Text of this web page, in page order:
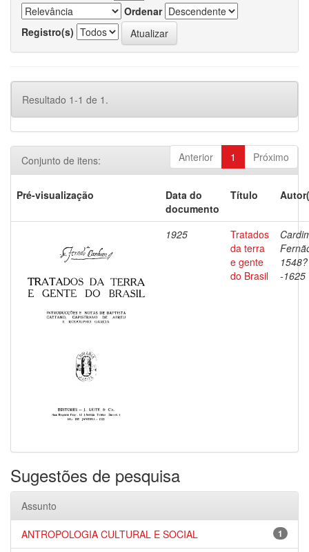
Ordenar
Registro(s)
Resultado 1-1 de 1.
Anterior 1 Próximo
Conjunto de itens:
Pré-visualização
Data do
documento
Título
1925
Tratados
da terra
e gente
do Brasil
1548?
-1625
Sugestões de pesquisa
Assunto
1
ANTROPOLOGIA CULTURAL E SOCIAL